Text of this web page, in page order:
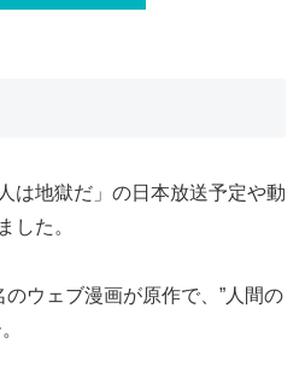
は地獄だ」の日本放送予定や動
した。
ウェブ漫画が原作で、”人間の